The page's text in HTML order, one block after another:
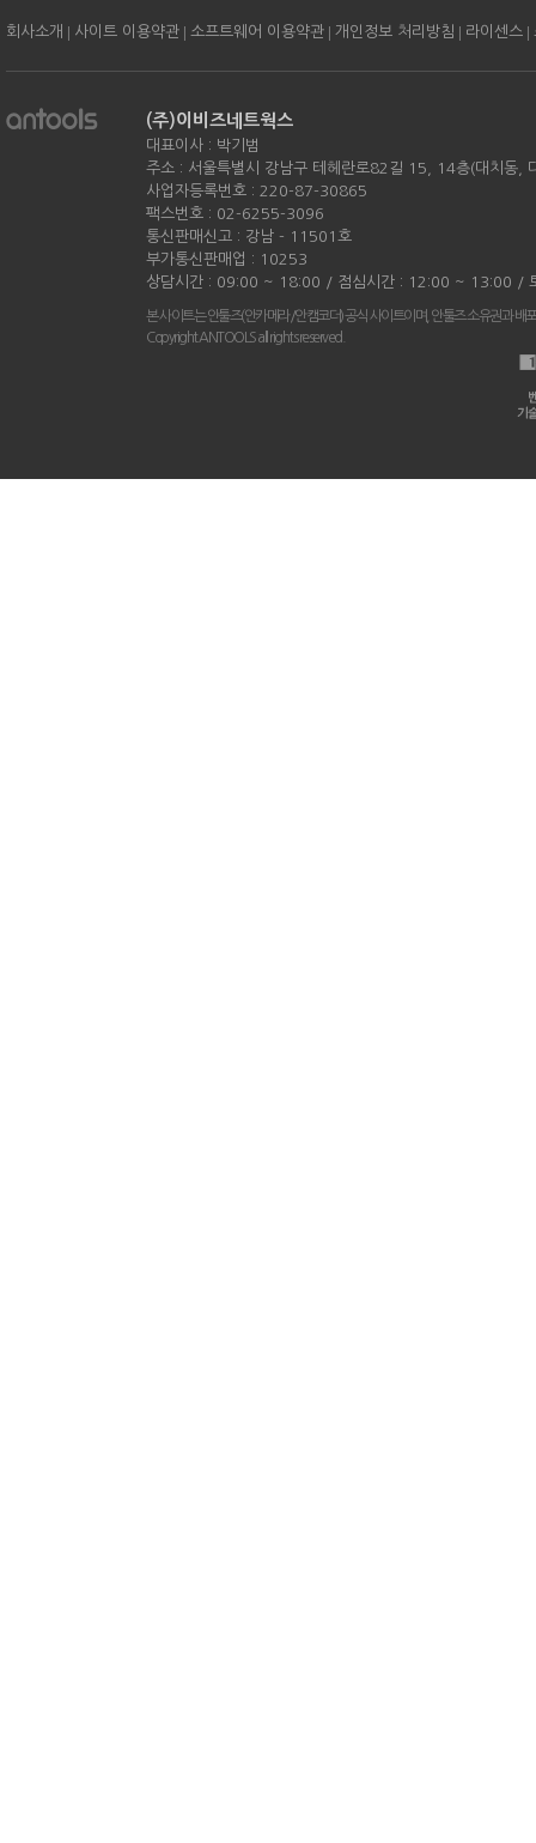
회사소개 | 사이트 이용약관 | 소프트웨어 이용약관 | 개인정보 처리방침 | 라이센스 |
(주)이비즈네트웍스
대표이사 : 박기범
주소 : 서울특별시 강남구 테헤란로82길 15, 14층(대치동,
사업자등록번호 : 220-87-30865
팩스번호 : 02-6255-3096
통신판매신고 : 강남 - 11501호
부가통신판매업 : 10253
상담시간 : 09:00 ~ 18:00 / 점심시간 : 12:00 ~ 13:00 /
본 사이트는 안툴즈(안카메라/안캠코더) 공식 사이트이며, 안툴즈 소유권과 배
Copyright ANTOOLS all rights reserved.